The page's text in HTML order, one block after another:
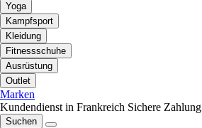
Yoga
Kampfsport
Kleidung
Fitnessschuhe
Ausrüstung
Outlet
Marken
Kundendienst in Frankreich Sichere Zahlung
Suchen